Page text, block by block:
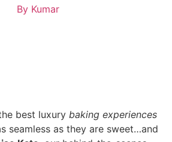
ByKumar
best luxury baking experiences
seamless as they are sweet…and